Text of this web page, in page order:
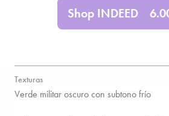
Shop INDEED
Texturas
Verde militar oscuro con subtono frío